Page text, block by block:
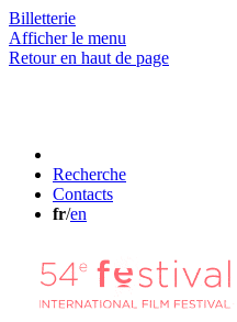
Billetterie
Afficher le menu
Retour en haut de page
Recherche
Contacts
fr/en